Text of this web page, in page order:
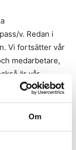
Om
v. Redan i
Vi fortsätter vår
medarbetare,
är vår